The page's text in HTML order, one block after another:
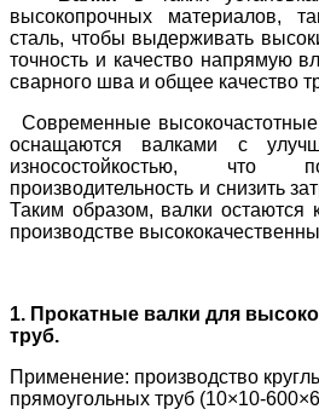
высокопрочных материалов,
сталь, чтобы выдерживать
точность и качество напрямую
сварного шва и общее качество
Современные
оснащаются валками с
износостойкостью, что
производительность и снизить
Таким образом, валки
производстве
1. Прокатные валки для
труб.
Применение: производство
прямоугольных труб (10×10-